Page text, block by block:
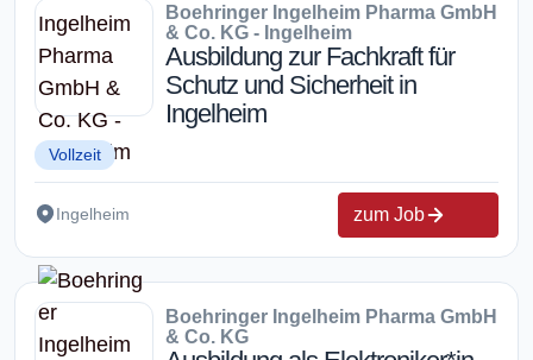
Boehringer Ingelheim Pharma GmbH
& Co. KG - Ingelheim
Ausbildung zur Fachkraft für
Schutz und Sicherheit in
Ingelheim
Vollzeit
Ingelheim zum Job
Boehringer Ingelheim Pharma GmbH
& Co. KG